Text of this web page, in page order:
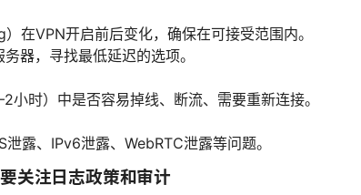
在VPN开启前后变化，确保在可接受范围内。
器，寻找最低延迟的选项。
小时）中是否容易掉线、断流、需要重新连接。
露、IPv6泄露、WebRTC泄露等问题。
关注日志政策和审计